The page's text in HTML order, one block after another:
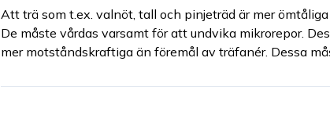
Att trä som t.ex. valnöt, tall och pinjeträd är mer
De måste vårdas varsamt för att undvika mikrorepor.
mer motståndskraftiga än föremål av träfanér. Dessa